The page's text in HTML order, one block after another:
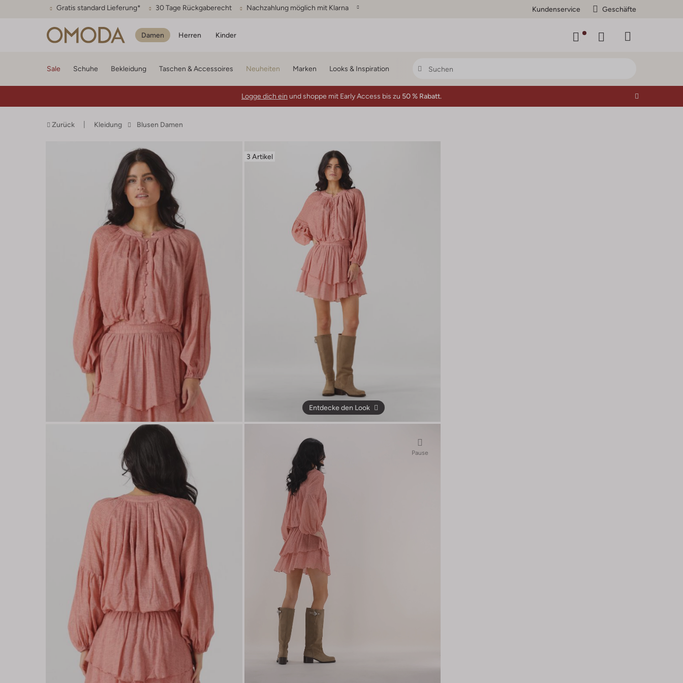
Gratis standard Lieferung* 30 Tage Rückgaberecht Nachzahlung möglich mit Klarna Kundenservice Geschäfte
Damen Herren Kinder
Sale Schuhe Bekleidung Taschen & Accessoires Neuheiten Marken Looks & Inspiration
Logge dich ein und shoppe mit Early Access bis zu 50 % Rabatt.
Zurück Kleidung Blusen Damen
3 Artikel
Entdecke den Look
Pause